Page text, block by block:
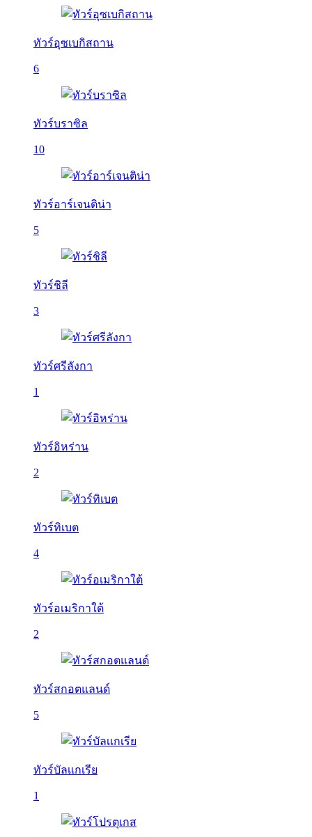
ทัวร์อุซเบกิสถาน
6
ทัวร์บราซิล
10
ทัวร์อาร์เจนติน่า
5
ทัวร์ชิลี
3
ทัวร์ศรีลังกา
1
ทัวร์อิหร่าน
2
ทัวร์ทิเบต
4
ทัวร์อเมริกาใต้
2
ทัวร์สกอตแลนด์
5
ทัวร์บัลเเกเรีย
1